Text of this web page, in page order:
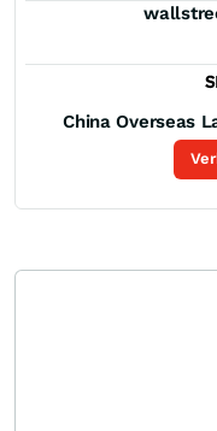
China Overseas